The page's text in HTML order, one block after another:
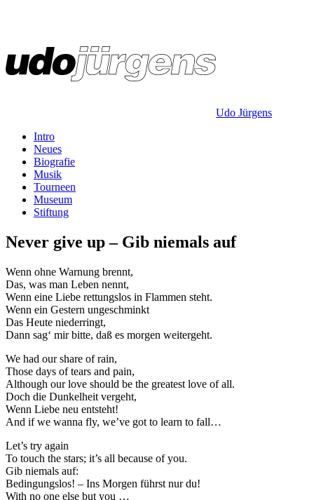
Udo Jürgens
Intro
Neues
Biografie
Musik
Tourneen
Museum
Stiftung
Never give up – Gib niemals auf
Wenn ohne Warnung brennt,
Das, was man Leben nennt,
Wenn eine Liebe rettungslos in Flammen steht.
Wenn ein Gestern ungeschminkt
Das Heute niederringt,
Dann sag‘ mir bitte, daß es morgen weitergeht.
We had our share of rain,
Those days of tears and pain,
Although our love should be the greatest love of all.
Doch die Dunkelheit vergeht,
Wenn Liebe neu entsteht!
And if we wanna fly, we’ve got to learn to fall…
Let’s try again
To touch the stars; it’s all because of you.
Gib niemals auf:
Bedingungslos! – Ins Morgen führst nur du!
With no one else but you …